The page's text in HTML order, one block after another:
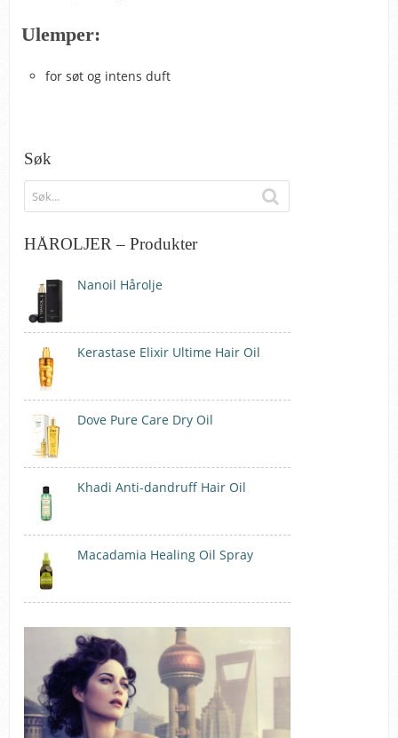
Ulemper:
for søt og intens duft
Søk
HÅROLJER – Produkter
Nanoil Hårolje
Kerastase Elixir Ultime Hair Oil
Dove Pure Care Dry Oil
Khadi Anti-dandruff Hair Oil
Macadamia Healing Oil Spray